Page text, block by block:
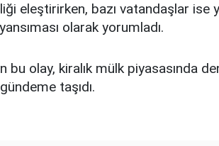
eleştirirken, bazı vatandaşlar ise
olarak yorumladı.
bu olay, kiralık mülk piyasasında
taşıdı.